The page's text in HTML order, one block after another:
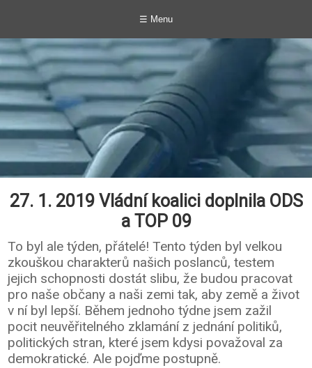
☰ Menu
27. 1. 2019 Vládní koalici doplnila ODS
a TOP 09
To byl ale týden, přátelé! Tento týden byl velkou
zkouškou charakterů našich poslanců, testem
jejich schopnosti dostát slibu, že budou pracovat
pro naše občany a naši zemi tak, aby země a život
v ní byl lepší. Během jednoho týdne jsem zažil
pocit neuvěřitelného zklamání z jednání politiků,
politických stran, které jsem kdysi považoval za
demokratické. Ale pojďme postupně.